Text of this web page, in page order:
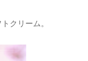
クリーム。